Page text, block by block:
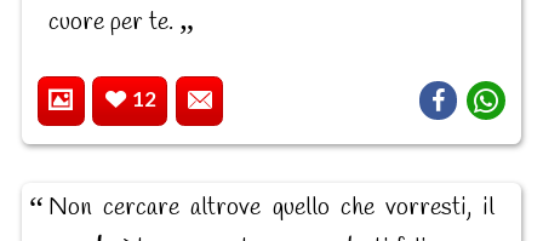
cuore per te.
12
Non cercare altrove quello che vorresti, il